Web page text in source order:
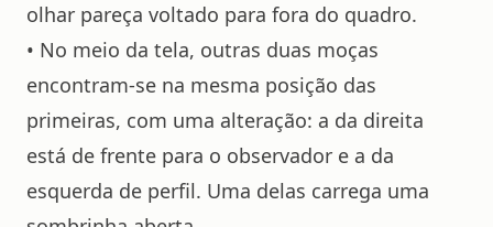
olhar pareça voltado para fora do quadro.
• No meio da tela, outras duas moças
encontram-se na mesma posição das
primeiras, com uma alteração: a da direita
está de frente para o observador e a da
esquerda de perfil. Uma delas carrega uma